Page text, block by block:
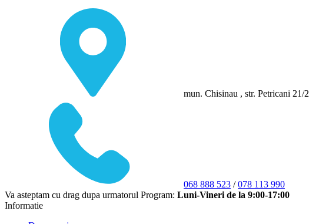
mun. Chisinau , str. Petricani 21/2
068 888 523 /078 113 990
Va asteptam cu drag dupa urmatorul Program: Luni-Vineri de la 9:00-17:00
Informatie